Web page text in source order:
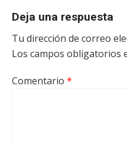
Deja una respuesta
Tu dirección de correo
Los campos obligatorios
Comentario *